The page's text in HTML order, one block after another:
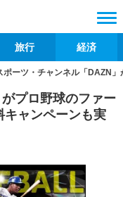
旅行 経済
ポーツ・チャンネル「DAZN
プロ野球のファー
キャンペーンも実